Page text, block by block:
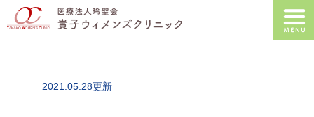
2021.05.28更新